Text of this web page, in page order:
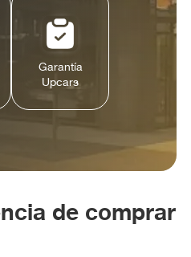
Garantía
Upcars